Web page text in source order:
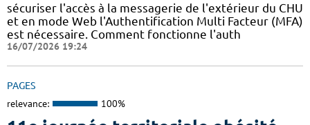
sécuriser l'accès à la messagerie de l'extérieur du CHU
et en mode Web l'Authentification Multi Facteur (MFA)
est nécessaire. Comment fonctionne l'auth
16/07/2026 19:24
PAGES
relevance: 100%